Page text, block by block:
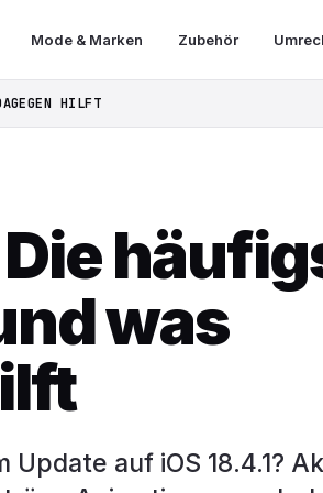
Mode & Marken Zubehör
HILFT
Die
was
auf iOS 18.4.1?